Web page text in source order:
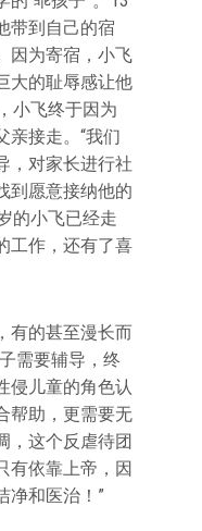
带到自己的宿
因为寄宿，小飞
大的耻辱感让他
小飞终于因为
亲接走。“我们
，对家长进行社
到愿意接纳他的
的小飞已经走
工作，还有了喜
有的甚至漫长而
需要辅导，终
侵儿童的角色认
帮助，更需要无
，这个反虐待团
有依靠上帝，因
净和医治！”